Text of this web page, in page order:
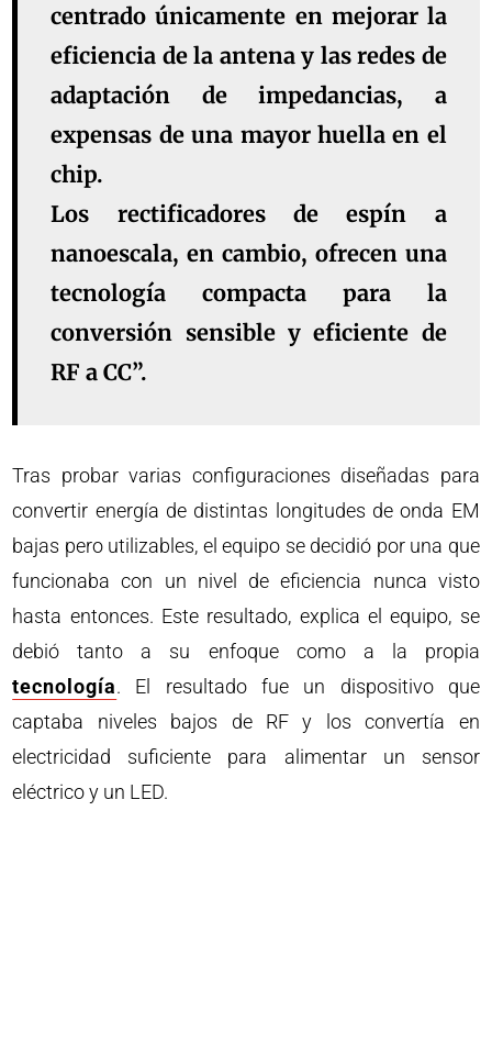
centrado únicamente en mejorar la
eficiencia de la antena y las redes de
adaptación de impedancias, a
expensas de una mayor huella en el
chip.
Los rectificadores de espín a
nanoescala, en cambio, ofrecen una
tecnología compacta para la
conversión sensible y eficiente de
RF a CC”.
Tras probar varias configuraciones diseñadas para
convertir energía de distintas longitudes de onda EM
bajas pero utilizables, el equipo se decidió por una que
funcionaba con un nivel de eficiencia nunca visto
hasta entonces. Este resultado, explica el equipo, se
debió tanto a su enfoque como a la propia
tecnología. El resultado fue un dispositivo que
captaba niveles bajos de RF y los convertía en
electricidad suficiente para alimentar un sensor
eléctrico y un LED.